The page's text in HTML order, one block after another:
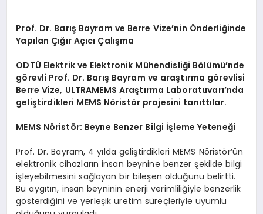
Prof. Dr. Barış Bayram ve Berre Vize’nin Önderliğinde
Yapılan Çığır Açıcı Çalışma
ODTÜ Elektrik ve Elektronik Mühendisliği Bölümü’nde
görevli Prof. Dr. Barış Bayram ve araştırma görevlisi
Berre Vize, ULTRAMEMS Araştırma Laboratuvarı’nda
geliştirdikleri MEMS Nöristör projesini tanıttılar.
MEMS Nöristör: Beyne Benzer Bilgi İşleme Yeteneği
Prof. Dr. Bayram, 4 yılda geliştirdikleri MEMS Nöristör’ün
elektronik cihazların insan beynine benzer şekilde bilgi
işleyebilmesini sağlayan bir bileşen olduğunu belirtti.
Bu aygıtın, insan beyninin enerji verimliliğiyle benzerlik
gösterdiğini ve yerleşik üretim süreçleriyle uyumlu